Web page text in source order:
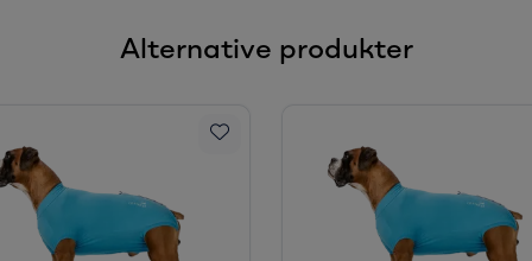
Alternative produkter